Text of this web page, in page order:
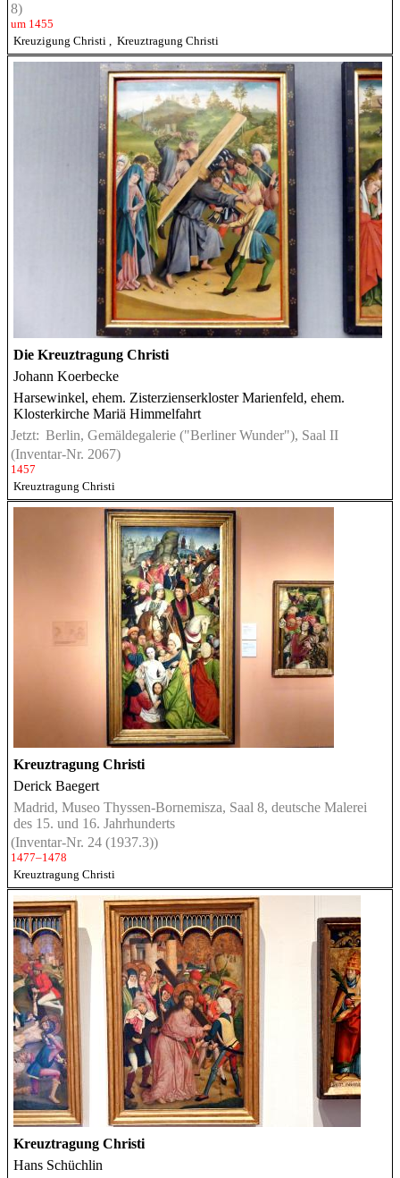
8)
um 1455
Kreuzigung Christi , Kreuztragung Christi
Die Kreuztragung Christi
Johann Koerbecke
Harsewinkel, ehem. Zisterzienserkloster Marienfeld, ehem.
Klosterkirche Mariä Himmelfahrt
Jetzt: Berlin, Gemäldegalerie ("Berliner Wunder"), Saal II
(Inventar-Nr. 2067)
1457
Kreuztragung Christi
Kreuztragung Christi
Derick Baegert
Madrid, Museo Thyssen-Bornemisza, Saal 8, deutsche Malerei
des 15. und 16. Jahrhunderts
(Inventar-Nr. 24 (1937.3))
1477–1478
Kreuztragung Christi
Kreuztragung Christi
Hans Schüchlin